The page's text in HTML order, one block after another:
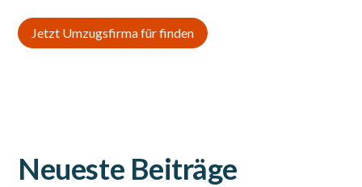
Jetzt Umzugsfirma für finden
Neueste Beiträge